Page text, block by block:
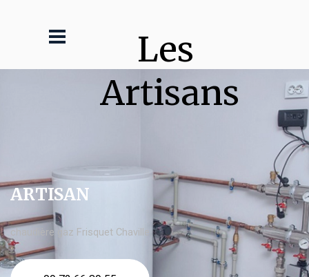
Les
Artisans
ARTISAN
chaudière gaz Frisquet Chaville